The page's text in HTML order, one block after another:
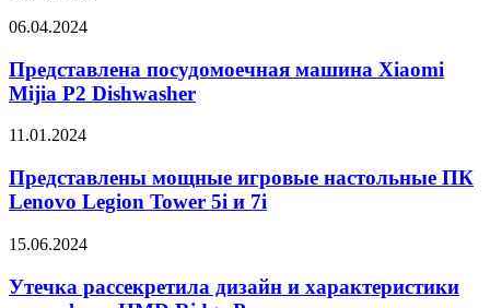
Представлена
машина
Xiaomi
Mijia
Dishwasher
06.04.2024
Представлена посудомоечная машина Xiaomi
Mijia P2 Dishwasher
Представлены
игровые
настольные
ПК
Legion
5i
11.01.2024
Представлены мощные игровые настольные ПК
Lenovo Legion Tower 5i и 7i
Утечка
дизайн
и
15.06.2024
Утечка рассекретила дизайн и характеристики